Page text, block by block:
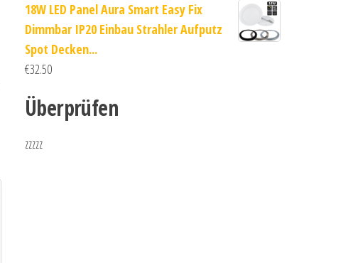
18W LED Panel Aura Smart Easy Fix
Dimmbar IP20 Einbau Strahler Aufputz
Spot Decken...
€32.50
Überprüfen
zzzzz